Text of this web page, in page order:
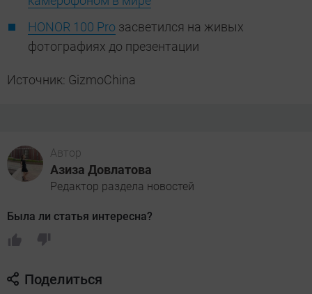
HONOR 100 Pro засветился на живых
фотографиях до презентации
Источник: GizmoChina
Автор
Азиза Довлатова
Редактор раздела новостей
Была ли статья интересна?
Поделиться